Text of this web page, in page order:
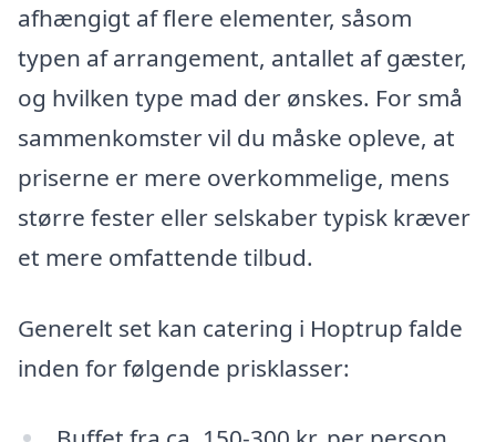
afhængigt af flere elementer, såsom
typen af arrangement, antallet af gæster,
og hvilken type mad der ønskes. For små
sammenkomster vil du måske opleve, at
priserne er mere overkommelige, mens
større fester eller selskaber typisk kræver
et mere omfattende tilbud.
Generelt set kan catering i Hoptrup falde
inden for følgende prisklasser: